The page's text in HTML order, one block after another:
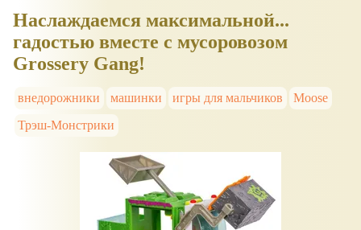
Наслаждаемся максимальной...
гадостью вместе с мусоровозом
Grossery Gang!
внедорожники машинки игры для мальчиков
Moose
Трэш-Монстрики